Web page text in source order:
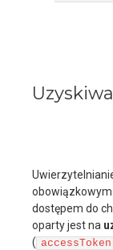
dostępem do
oparty jest na
( accessToken